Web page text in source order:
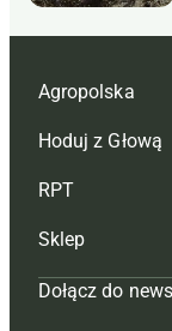
Agropolska
Redakcja
Reklama
Tagi
Mapa serwisu
Hoduj z Głową
Hoduj z głową
Hoduj z głową
Prenumerata
RPT
Redakcja
Prenumerata
Sklep
Czasopisma i
Dołącz do